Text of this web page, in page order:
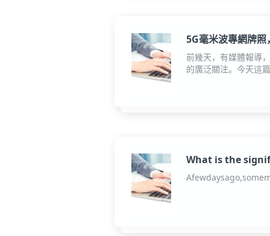
5G毫米波專網牌照
前幾天，有媒體報導
的廣泛關注。今天這
What is the